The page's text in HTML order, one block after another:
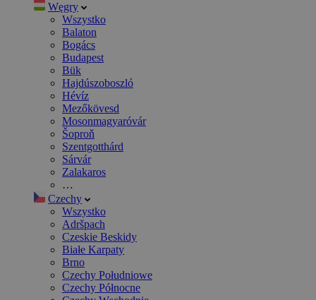
Węgry
Wszystko
Balaton
Bogács
Budapest
Bük
Hajdúszoboszló
Hévíz
Mezőkövesd
Mosonmagyaróvár
Šoproň
Szentgotthárd
Sárvár
Zalakaros
…
Czechy
Wszystko
Adršpach
Czeskie Beskidy
Białe Karpaty
Brno
Czechy Południowe
Czechy Północne